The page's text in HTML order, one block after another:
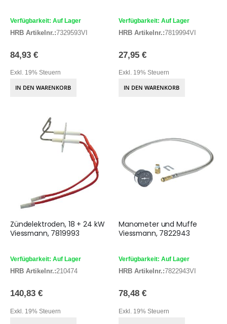
Verfügbarkeit: Auf Lager
HRB Artikelnr.:7329593VI
84,93 €
Exkl. 19% Steuern
IN DEN WARENKORB
Verfügbarkeit: Auf Lager
HRB Artikelnr.:7819994VI
27,95 €
Exkl. 19% Steuern
IN DEN WARENKORB
Zündelektroden, 18 + 24 kW
Viessmann, 7819993
Verfügbarkeit: Auf Lager
HRB Artikelnr.:210474
140,83 €
Exkl. 19% Steuern
Manometer und Muffe
Viessmann, 7822943
Verfügbarkeit: Auf Lager
HRB Artikelnr.:7822943VI
78,48 €
Exkl. 19% Steuern